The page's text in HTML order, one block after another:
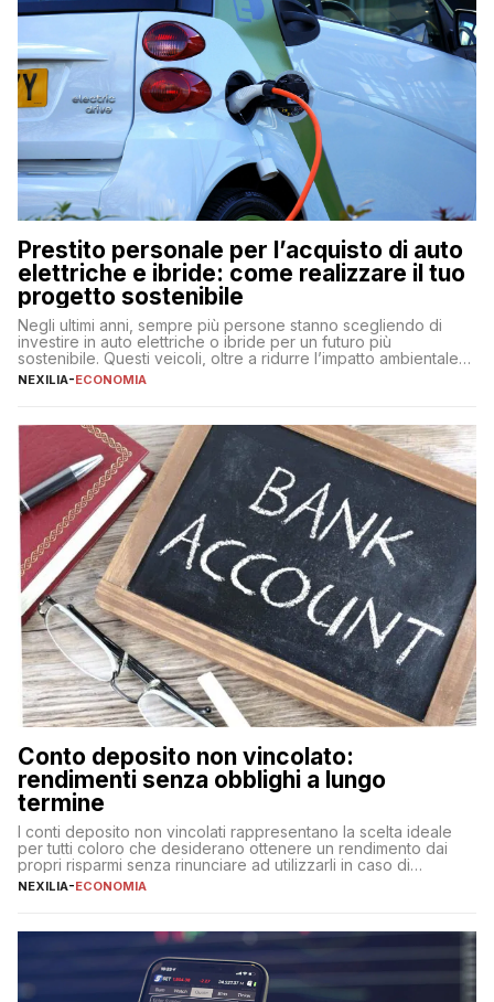
Prestito personale per l’acquisto di auto
elettriche e ibride: come realizzare il tuo
progetto sostenibile
Negli ultimi anni, sempre più persone stanno scegliendo di
investire in auto elettriche o ibride per un futuro più
sostenibile. Questi veicoli, oltre a ridurre l’impatto ambientale,
offrono vantaggi economici a lungo termine, come minori costi
fare se non […]
NEXILIA-ECONOMIA
Conto deposito non vincolato:
rendimenti senza obblighi a lungo
termine
I conti deposito non vincolati rappresentano la scelta ideale
per tutti coloro che desiderano ottenere un rendimento dai
propri risparmi senza rinunciare ad utilizzarli in caso di
necessità. A differenza delle forme vincolate tradizionali,
flessibilità e rendimento. Come funzionano […]
NEXILIA-ECONOMIA